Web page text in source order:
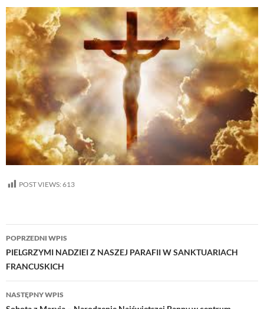
POST VIEWS: 613
Nawigacja
wpisu
POPRZEDNI WPIS
PIELGRZYMI NADZIEI Z NASZEJ PARAFII W SANKTUARIACH
FRANCUSKICH
NASTĘPNY WPIS